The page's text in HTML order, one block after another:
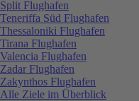
Split Flughafen
Teneriffa Süd Flughafen
Thessaloniki Flughafen
Tirana Flughafen
Valencia Flughafen
Zadar Flughafen
Zakynthos Flughafen
Alle Ziele im Überblick